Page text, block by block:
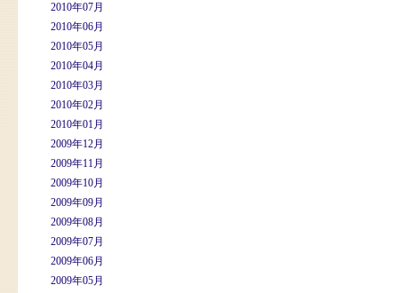
2010年07月
2010年06月
2010年05月
2010年04月
2010年03月
2010年02月
2010年01月
2009年12月
2009年11月
2009年10月
2009年09月
2009年08月
2009年07月
2009年06月
2009年05月